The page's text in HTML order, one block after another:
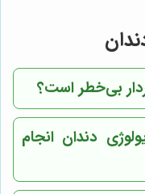
بی‌خطر است؟
دندان انجام